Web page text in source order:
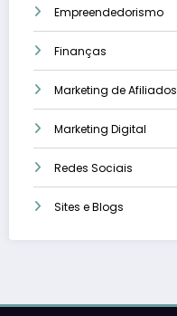
Empreendedorismo
Finanças
Marketing de Afiliados
Marketing Digital
Redes Sociais
Sites e Blogs